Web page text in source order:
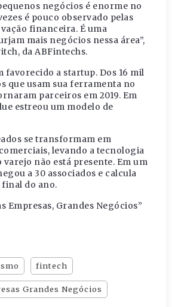
negócios é enorme no
é pouco observado pelas
financeira. É uma
mais negócios nessa área”,
da ABFintechs.
favorecido a startup. Dos 16 mil
que usam sua ferramenta no
parceiros em 2019. Em
estreou um modelo de
se transformam em
levando a tecnologia
varejo não está presente. Em um
a 30 associados e calcula
do ano.
Empresas, Grandes Negócios”
fintech
Grandes Negócios